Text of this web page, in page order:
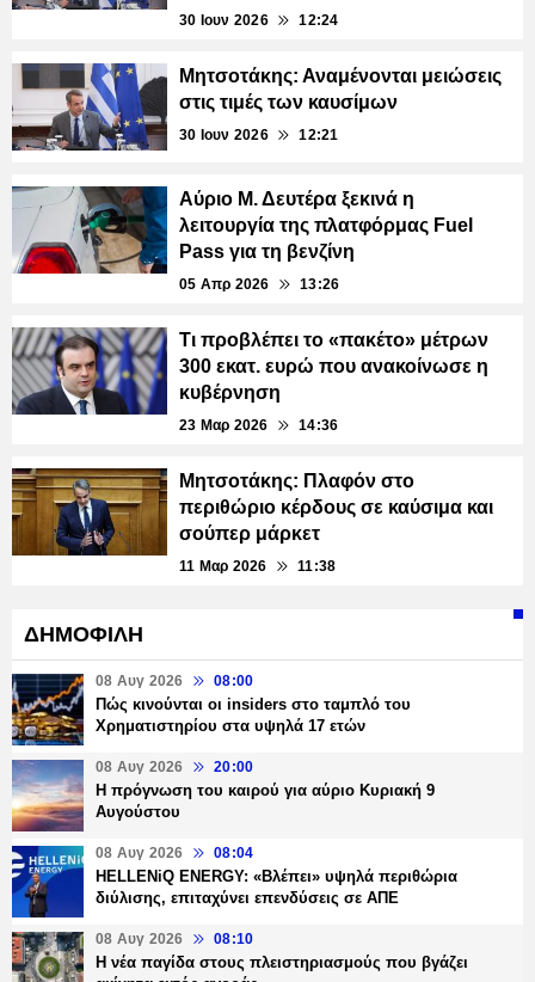
30 Ιουν 2026 12:24
Μητσοτάκης: Αναμένονται μειώσεις
στις τιμές των καυσίμων
30 Ιουν 2026 12:21
Αύριο Μ. Δευτέρα ξεκινά η
λειτουργία της πλατφόρμας Fuel
Pass για τη βενζίνη
05 Απρ 2026 13:26
Τι προβλέπει το «πακέτο» μέτρων
300 εκατ. ευρώ που ανακοίνωσε η
κυβέρνηση
23 Μαρ 2026 14:36
Μητσοτάκης: Πλαφόν στο
περιθώριο κέρδους σε καύσιμα και
σούπερ μάρκετ
11 Μαρ 2026 11:38
ΔΗΜΟΦΙΛΗ
08 Αυγ 2026 08:00
Πώς κινούνται οι insiders στο ταμπλό του
Χρηματιστηρίου στα υψηλά 17 ετών
08 Αυγ 2026 20:00
Η πρόγνωση του καιρού για αύριο Κυριακή 9
Αυγούστου
08 Αυγ 2026 08:04
HELLENiQ ENERGY: «Βλέπει» υψηλά περιθώρια
διύλισης, επιταχύνει επενδύσεις σε ΑΠΕ
08 Αυγ 2026 08:10
Η νέα παγίδα στους πλειστηριασμούς που βγάζει